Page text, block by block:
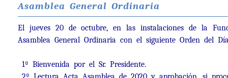
Asamblea General Ordinaria
El jueves 20 de octubre, en las instalaciones de la
Asamblea General Ordinaria con el siguiente Orden del
1º Bienvenida por el Sr. Presidente.